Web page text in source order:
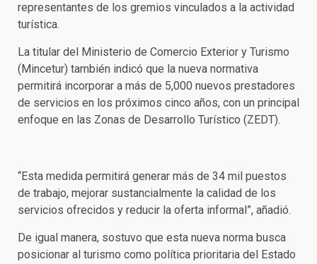
representantes de los gremios vinculados a la actividad
turística.
La titular del Ministerio de Comercio Exterior y Turismo
(Mincetur) también indicó que la nueva normativa
permitirá incorporar a más de 5,000 nuevos prestadores
de servicios en los próximos cinco años, con un principal
enfoque en las Zonas de Desarrollo Turístico (ZEDT).
“Esta medida permitirá generar más de 34 mil puestos
de trabajo, mejorar sustancialmente la calidad de los
servicios ofrecidos y reducir la oferta informal”, añadió.
De igual manera, sostuvo que esta nueva norma busca
posicionar al turismo como política prioritaria del Estado